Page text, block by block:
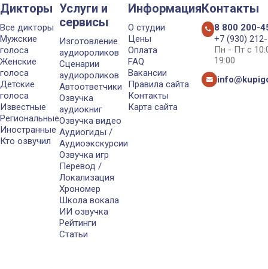
Дикторы
Все дикторы
Мужские
голоса
Женские
голоса
Детские
голоса
Известные
Региональные
Иностранные
Кто озвучил
Услуги и
сервисы
Изготовление
аудиороликов
Сценарии
аудиороликов
Автоответчики
Озвучка
аудиокниг
Озвучка видео
Аудиогиды /
Аудиоэкскурсии
Озвучка игр
Перевод /
Локализация
Хрономер
Школа вокала
ИИ озвучка
Рейтинги
Статьи
Информация
О студии
Цены
Оплата
FAQ
Вакансии
Правила сайта
Контакты
Карта сайта
Контакты
8 800 200-
+7 (930)
Пн - Пт с
19:00